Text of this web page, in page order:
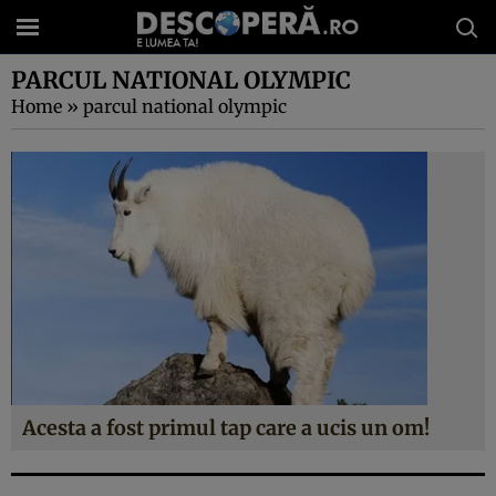
PARCUL NATIONAL OLYMPIC
Home » parcul national olympic
Acesta a fost primul tap care a ucis un om!